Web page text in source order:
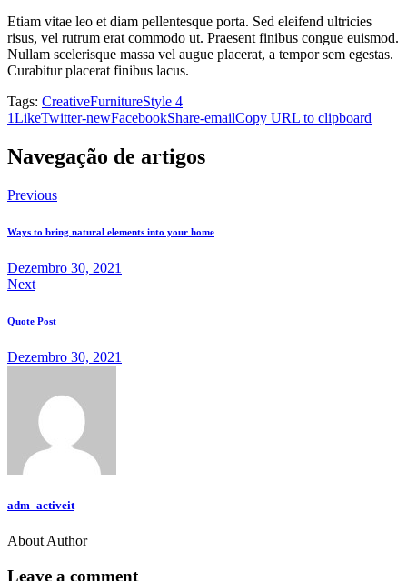
Etiam vitae leo et diam pellentesque porta. Sed eleifend ultricies
risus, vel rutrum erat commodo ut. Praesent finibus congue euismod.
Nullam scelerisque massa vel augue placerat, a tempor sem egestas.
Curabitur placerat finibus lacus.
Tags: CreativeFurnitureStyle 4
1LikeTwitter-newFacebookShare-emailCopy URL to clipboard
Navegação de artigos
Previous
Ways to bring natural elements into your home
Dezembro 30, 2021
Next
Quote Post
Dezembro 30, 2021
adm_activeit
About Author
Leave a comment